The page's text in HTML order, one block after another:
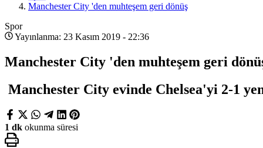
Manchester City 'den muhteşem geri dönüş
Spor
Yayınlanma: 23 Kasım 2019 - 22:36
Manchester City 'den muhteşem geri
Manchester City evinde Chelsea'yi 2-1
1 dk okunma süresi